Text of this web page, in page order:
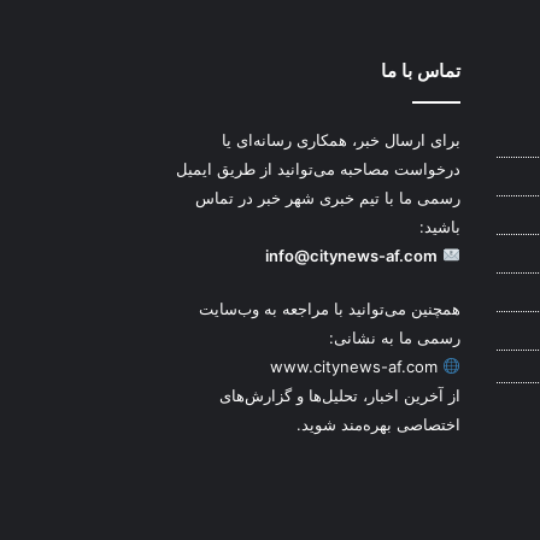
تماس با ما
برای ارسال خبر، همکاری رسانه‌ای یا
درخواست مصاحبه می‌توانید از طریق ایمیل
رسمی ما با تیم خبری شهر خبر در تماس
باشید:
info@citynews-af.com
همچنین می‌توانید با مراجعه به وب‌سایت
رسمی ما به نشانی:
www.citynews-af.com
از آخرین اخبار، تحلیل‌ها و گزارش‌های
اختصاصی بهره‌مند شوید.